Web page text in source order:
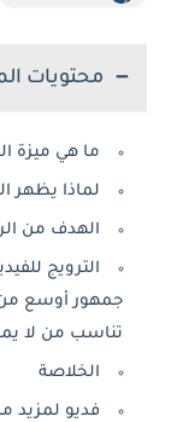
محتويات
ما هي ميزة
لماذا يظهر
الهدف من
الترويج
جمهور أوسع
تناسب من لا
الخلاصة
فديو لمزيد